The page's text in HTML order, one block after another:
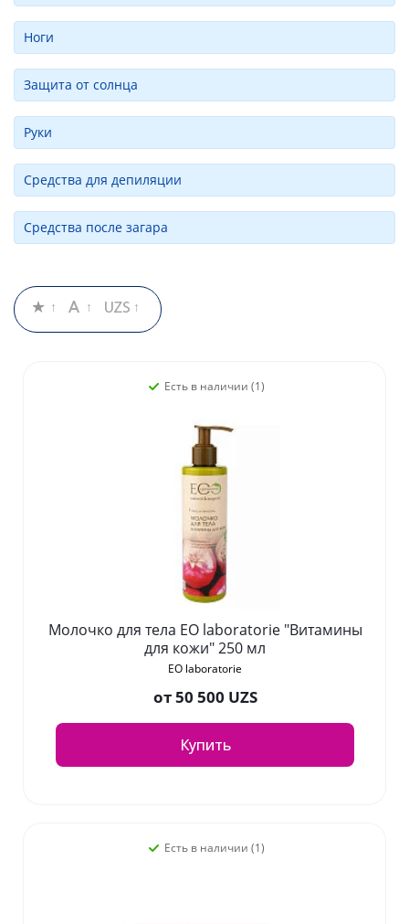
Ноги
Защита от солнца
Руки
Средства для депиляции
Средства после загара
Есть в наличии (1)
Молочко для тела EO laboratorie "Витамины
для кожи" 250 мл
EO laboratorie
от50 500 UZS
Купить
Есть в наличии (1)